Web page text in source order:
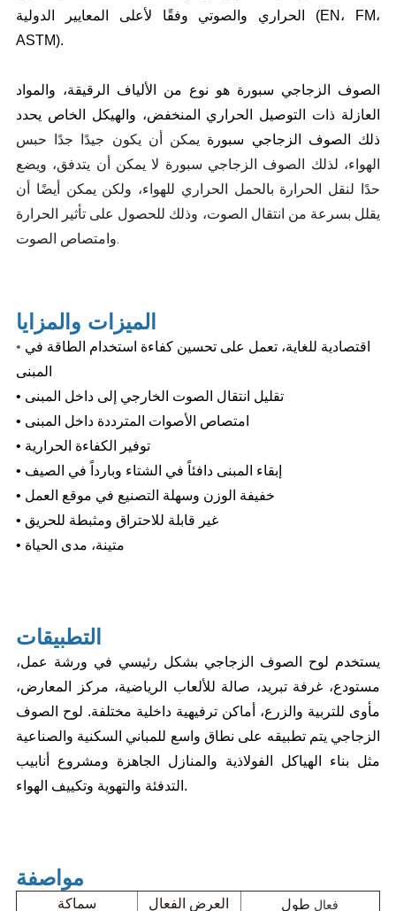
الحراري والصوتي وفقًا لأعلى المعايير الدولية (EN، FM،
ASTM).
الصوف الزجاجي سبورة هو نوع من الألياف الرقيقة، والمواد
العازلة ذات التوصيل الحراري المنخفض، والهيكل الخاص يحدد
ذلك
الصوف الزجاجي سبورة يمكن أن يكون جيدًا جدًا حبس
الهواء، لذلك
الصوف الزجاجي سبورة لا يمكن أن يتدفق، ويضع
حدًا لنقل الحرارة بالحمل الحراري للهواء، ولكن يمكن أيضًا أن
يقلل بسرعة من انتقال الصوت، وذلك للحصول على تأثير الحرارة
وامتصاص الصوت.
الميزات والمزايا
• اقتصادية للغاية، تعمل على تحسين كفاءة استخدام الطاقة في
المبنى
• تقليل انتقال الصوت الخارجي إلى داخل المبنى
• امتصاص الأصوات المترددة داخل المبنى
• توفير الكفاءة الحرارية
• إبقاء المبنى دافئاً في الشتاء وبارداً في الصيف
• خفيفة الوزن وسهلة التصنيع في موقع العمل
• غير قابلة للاحتراق ومثبطة للحريق
• متينة، مدى الحياة
التطبيقات
يستخدم لوح الصوف الزجاجي بشكل رئيسي في ورشة عمل،
مستودع، غرفة تبريد، صالة للألعاب الرياضية، مركز المعارض،
مأوى للتربية والزرع، أماكن ترفيهية داخلية مختلفة. لوح الصوف
الزجاجي يتم تطبيقه على نطاق واسع للمباني السكنية والصناعية
مثل بناء الهياكل الفولاذية والمنازل الجاهزة ومشروع أنابيب
التدفئة والتهوية وتكييف الهواء.
مواصفة
سماكة العرض الفعال فعال طول